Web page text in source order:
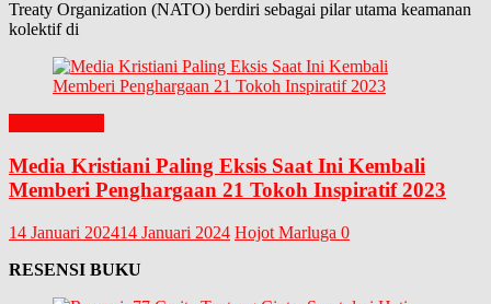
Treaty Organization (NATO) berdiri sebagai pilar utama keamanan
kolektif di
Media Kristiani Paling Eksis Saat Ini Kembali
Memberi Penghargaan 21 Tokoh Inspiratif 2023
14 Januari 202414 Januari 2024 Hojot Marluga 0
RESENSI BUKU